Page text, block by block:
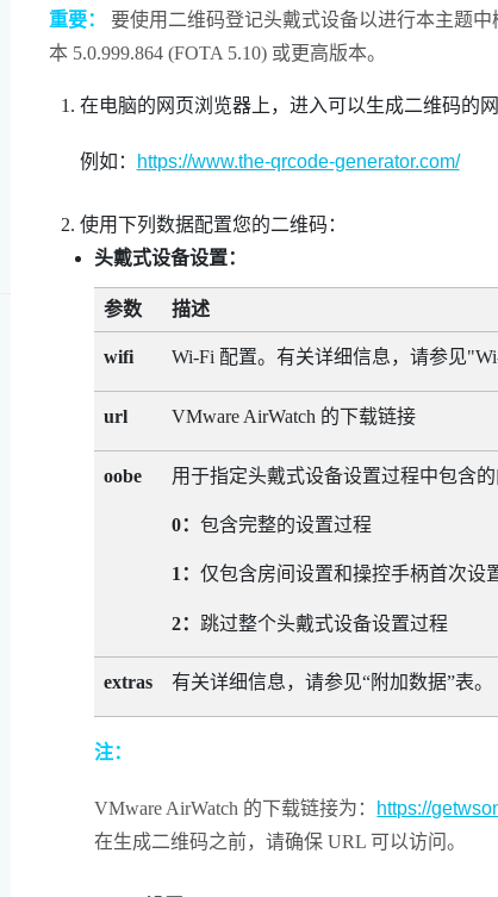
重要：
要使用二维码登记头戴式设备以进行本主题
本 5.0.999.864 (FOTA 5.10) 或更高版本。
在电脑的网页浏览器上，进入可以生成二维码的
例如： https://www.the-qrcode-generator.com/
使用下列数据配置您的二维码：
头戴式设备设置：
参数 描述
wifi Wi‍-Fi 配置。有关详细信息，请参见"‍
url VMware AirWatch 的下载链接
oobe 用于指定头戴式设备设置过程中包含
0：包含完整的设置过程
1：仅包含房间设置和操控手柄首次设
2： 跳过整个头戴式设备设置过程
extras 有关详细信息，请参见​“‍附加数据”表。
注：
VMware AirWatch 的下载链接为： https://
在生成二维码之前，请确保 URL 可以访问。